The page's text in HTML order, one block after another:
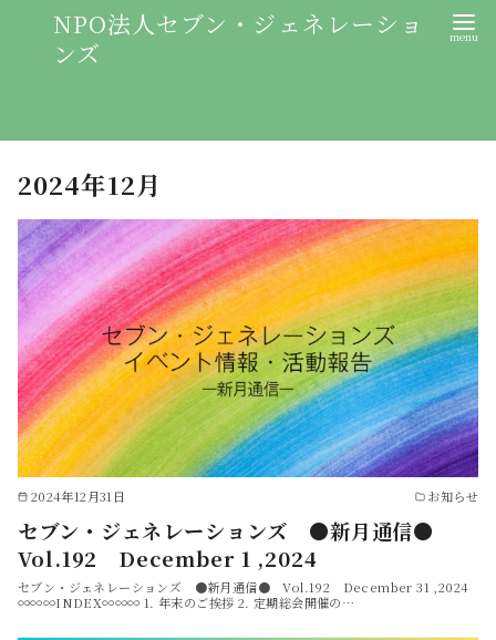
NPO法人セブン・ジェネレーショ
ンズ
2024年12月
2024年12月31日 お知らせ
セブン・ジェネレーションズ ●新月通信●
Vol.192 December 1 ,2024
セブン・ジェネレーションズ ●新月通信● Vol.192 December 31 ,2024
∞∞∞INDEX∞∞∞ 1. 年末のご挨拶 2. 定期総会開催の…